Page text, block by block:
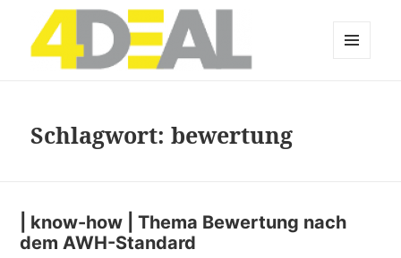
Schlagwort:bewertung
| know-how | Thema Bewertung nach
dem AWH-Standard